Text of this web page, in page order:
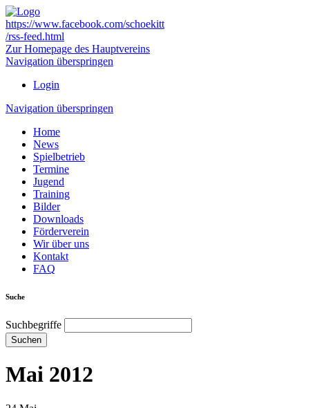
https://www.facebook.com/schoekitt
/rss-feed.html
Zur Homepage des Hauptvereins
Navigation überspringen
Login
Navigation überspringen
Home
News
Spielbetrieb
Termine
Jugend
Training
Bilder
Downloads
Förderverein
Wir über uns
Kontakt
FAQ
Suche
Suchbegriffe
Suchen
Mai 2012